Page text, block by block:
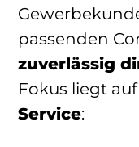
passenden
zuverlässig
Fokus liegt auf
Service: